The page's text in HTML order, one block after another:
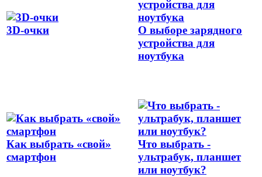
3D-очки
О выборе зарядного
устройства для
ноутбука
Как выбрать «свой»
смартфон
Что выбрать -
ультрабук, планшет
или ноутбук?